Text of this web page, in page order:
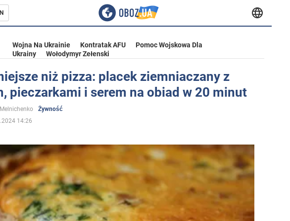
Ukrainie
Wojna Na Ukrainie Kontratak AFU
Pomoc Wojskowa Dla
Ukrainy
Wołodymyr Zełenski
niż pizza: placek ziemniaczany z
pieczarkami i serem na obiad w 20 minut
Żywność
14:26